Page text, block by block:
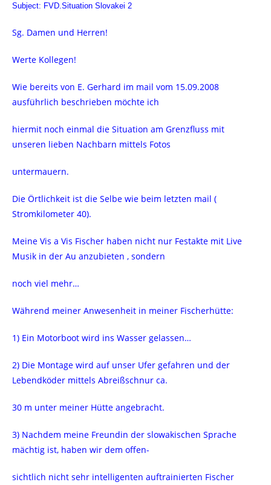
Subject: FVD.Situation Slovakei 2
Sg. Damen und Herren!
Werte Kollegen!
Wie bereits von E. Gerhard im mail vom 15.09.2008
ausführlich beschrieben möchte ich
hiermit noch einmal die Situation am Grenzfluss mit
unseren lieben Nachbarn mittels Fotos
untermauern.
Die Örtlichkeit ist die Selbe wie beim letzten mail (
Stromkilometer 40).
Meine Vis a Vis Fischer haben nicht nur Festakte mit Live
Musik in der Au anzubieten , sondern
noch viel mehr…
Während meiner Anwesenheit in meiner Fischerhütte:
1) Ein Motorboot wird ins Wasser gelassen…
2) Die Montage wird auf unser Ufer gefahren und der
Lebendköder mittels Abreißschnur ca.
30 m unter meiner Hütte angebracht.
3) Nachdem meine Freundin der slowakischen Sprache
mächtig ist, haben wir dem offen-
sichtlich nicht sehr intelligenten auftrainierten Fischer